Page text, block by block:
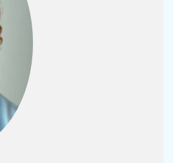
fauteuil de bureau en
maille de haute qualité ont
des dossiers élastiques qui
vous procurent une
sensation de fraîcheur et
une position assise
confortable.Il favorise une
bonne circulation de l'air,
élimine la sueur et